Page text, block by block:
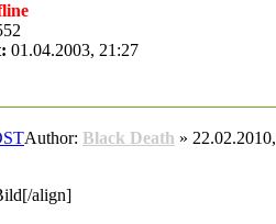
01.04.2003, 21:27
Author: Black Death »
[/align]